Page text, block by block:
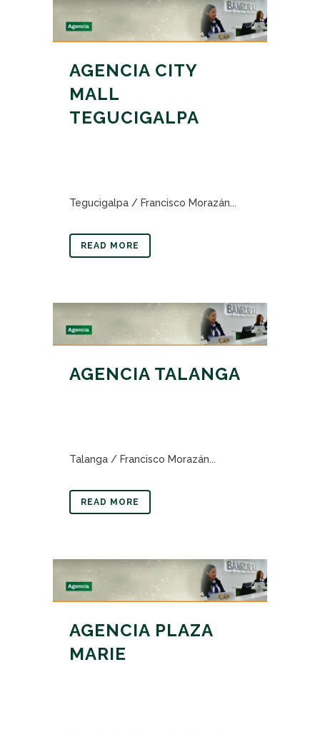
AGENCIA CITY
MALL
TEGUCIGALPA
Tegucigalpa / Francisco Morazán...
READ MORE
AGENCIA TALANGA
Talanga / Francisco Morazán...
READ MORE
AGENCIA PLAZA
MARIE